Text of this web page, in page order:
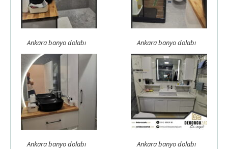
Ankara banyo dolabı Ankara banyo dolabı
Ankara banyo dolabı Ankara banyo dolabı